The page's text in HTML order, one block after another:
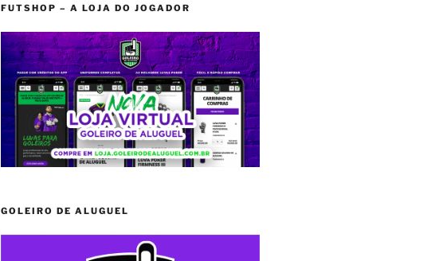
FUTSHOP – A LOJA DO JOGADOR
GOLEIRO DE ALUGUEL